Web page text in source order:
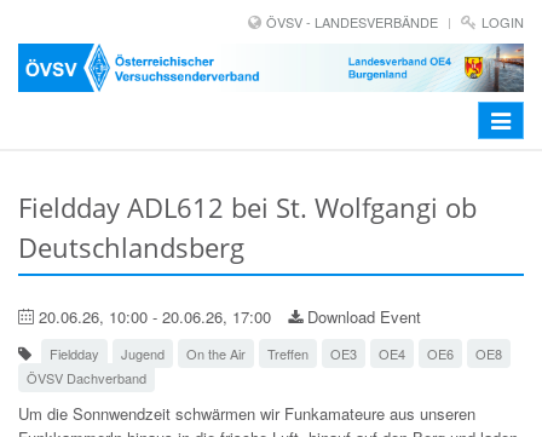
ÖVSV - LANDESVERBÄNDE LOGIN
Toggle
Fieldday ADL612 bei St. Wolfgangi ob
Deutschlandsberg
20.06.26, 10:00 - 20.06.26, 17:00 Download Event
Fieldday Jugend On the Air Treffen OE3 OE4 OE6
OE8
ÖVSV Dachverband
Um die Sonnwendzeit schwärmen wir Funkamateure aus unseren